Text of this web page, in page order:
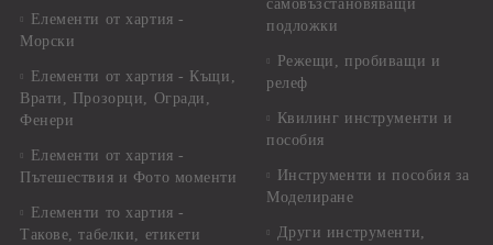
Елементи от хартия -
Морски
Елементи от хартия - Къщи,
Врати, Прозорци, Огради,
Фенери
Елементи от хартия -
Пътешествия и Фото моменти
Елементи то хартия -
Такове, табелки, етикети
самовъзстановяващи
подложки
Режещи, пробиващи и
релеф
Квилинг инструменти и
пособия
Инструменти и пособия за
Моделиране
Други инструменти,